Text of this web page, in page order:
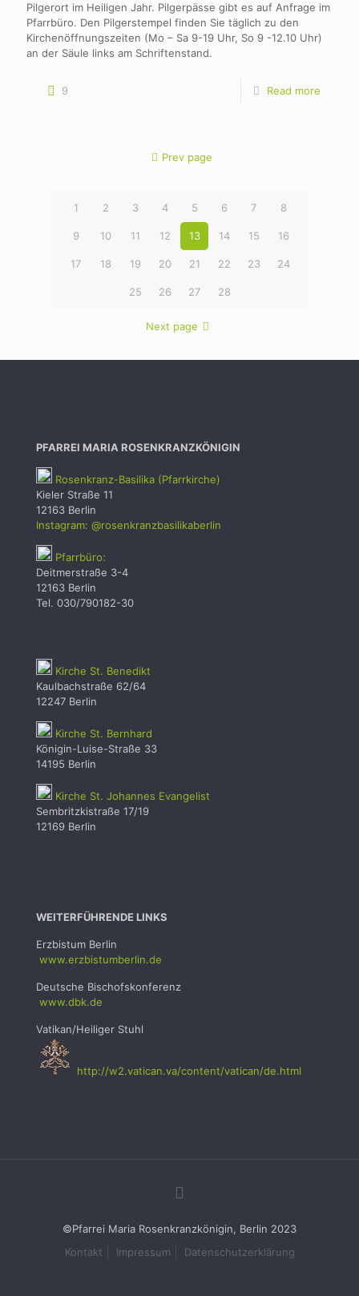
Pilgerort im Heiligen Jahr. Pilgerpässe gibt es auf Anfrage im
Pfarrbüro. Den Pilgerstempel finden Sie täglich zu den
Kirchenöffnungszeiten (Mo – Sa 9-19 Uhr, So 9 -12.10 Uhr)
an der Säule links am Schriftenstand.
9 Read more
Prev page
1 2 3 4 5 6 7 8
9 10 11 12 13 14 15 16
17 18 19 20 21 22 23 24
25 26 27 28
Next page
PFARREI MARIA ROSENKRANZKÖNIGIN
Rosenkranz-Basilika (Pfarrkirche)
Kieler Straße 11
12163 Berlin
Instagram: @rosenkranzbasilikaberlin
Pfarrbüro:
Deitmerstraße 3-4
12163 Berlin
Tel. 030/790182-30
Kirche St. Benedikt
Kaulbachstraße 62/64
12247 Berlin
Kirche St. Bernhard
Königin-Luise-Straße 33
14195 Berlin
Kirche St. Johannes Evangelist
Sembritzkistraße 17/19
12169 Berlin
WEITERFÜHRENDE LINKS
Erzbistum Berlin
www.erzbistumberlin.de
Deutsche Bischofskonferenz
www.dbk.de
Vatikan/Heiliger Stuhl
http://w2.vatican.va/content/vatican/de.html
©Pfarrei Maria Rosenkranzkönigin, Berlin 2023
Kontakt
Impressum Datenschutzerklärung